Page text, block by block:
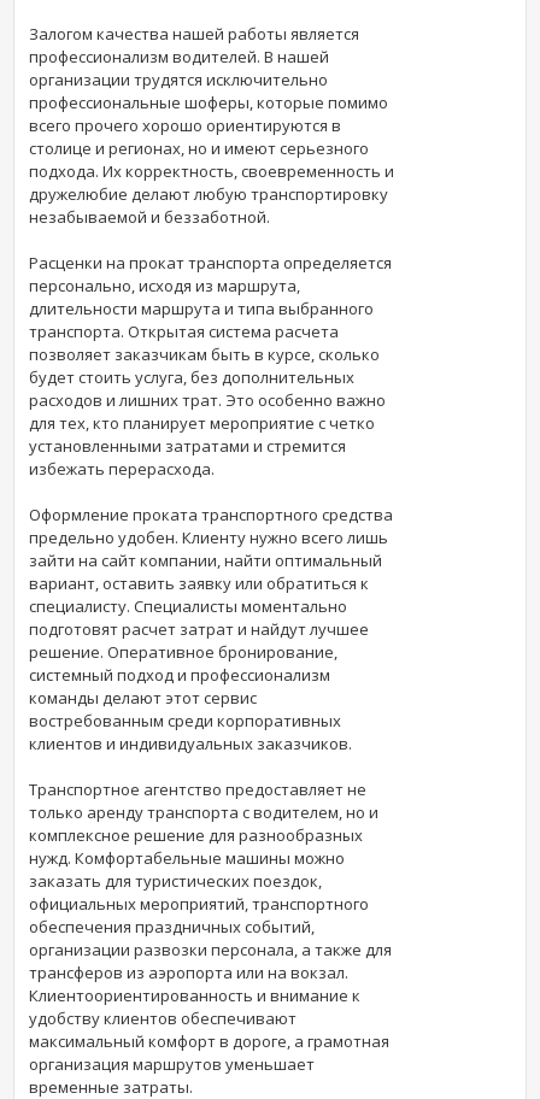
Залогом качества нашей работы является
профессионализм водителей. В нашей
организации трудятся исключительно
профессиональные шоферы, которые помимо
всего прочего хорошо ориентируются в
столице и регионах, но и имеют серьезного
подхода. Их корректность, своевременность и
дружелюбие делают любую транспортировку
незабываемой и беззаботной.
Расценки на прокат транспорта определяется
персонально, исходя из маршрута,
длительности маршрута и типа выбранного
транспорта. Открытая система расчета
позволяет заказчикам быть в курсе, сколько
будет стоить услуга, без дополнительных
расходов и лишних трат. Это особенно важно
для тех, кто планирует мероприятие с четко
установленными затратами и стремится
избежать перерасхода.
Оформление проката транспортного средства
предельно удобен. Клиенту нужно всего лишь
зайти на сайт компании, найти оптимальный
вариант, оставить заявку или обратиться к
специалисту. Специалисты моментально
подготовят расчет затрат и найдут лучшее
решение. Оперативное бронирование,
системный подход и профессионализм
команды делают этот сервис
востребованным среди корпоративных
клиентов и индивидуальных заказчиков.
Транспортное агентство предоставляет не
только аренду транспорта с водителем, но и
комплексное решение для разнообразных
нужд. Комфортабельные машины можно
заказать для туристических поездок,
официальных мероприятий, транспортного
обеспечения праздничных событий,
организации развозки персонала, а также для
трансферов из аэропорта или на вокзал.
Клиентоориентированность и внимание к
удобству клиентов обеспечивают
максимальный комфорт в дороге, а грамотная
организация маршрутов уменьшает
временные затраты.